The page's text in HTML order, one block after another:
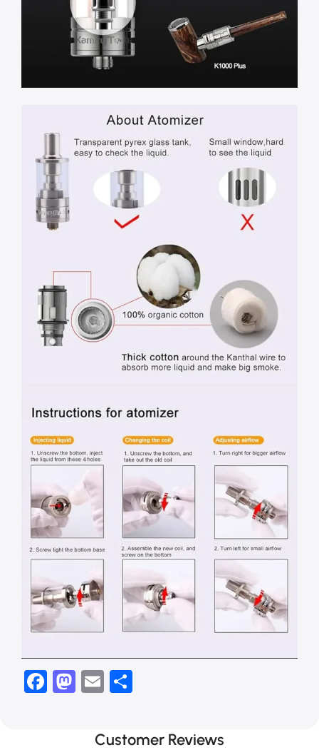
Facebook
Mastodon
Email
Customer Reviews